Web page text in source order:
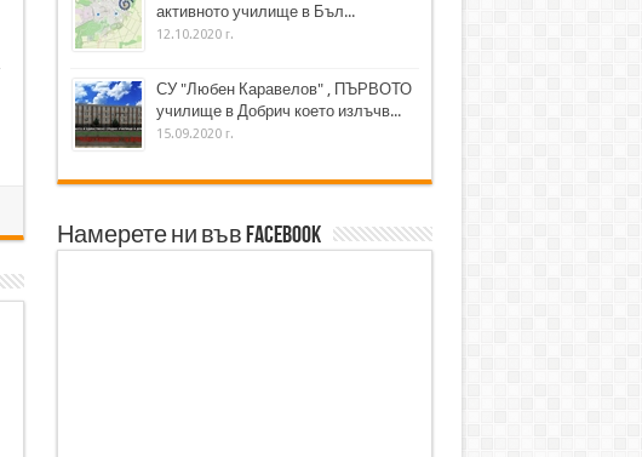
активното училище в Бъл...
12.10.2020 г.
СУ "Любен Каравелов" , ПЪРВОТО
училище в Добрич което излъчв...
15.09.2020 г.
Намерете ни във Facebook